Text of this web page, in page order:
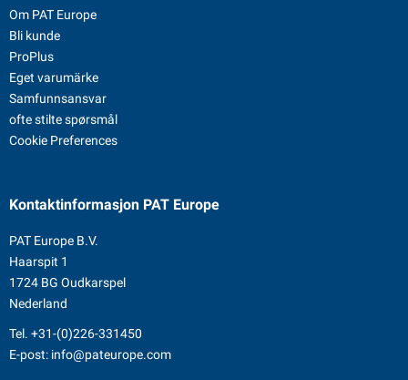
Om PAT Europe
Bli kunde
ProPlus
Eget varumärke
Samfunnsansvar
ofte stilte spørsmål
Cookie Preferences
Kontaktinformasjon PAT Europe
PAT Europe B.V.
Haarspit 1
1724 BG Oudkarspel
Nederland
Tel. +31-(0)226-331450
E-post: info@pateurope.com